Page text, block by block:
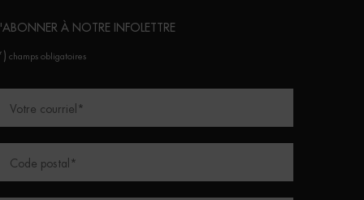
À NOTRE INFOLETTRE
champs obligatoires
Votre courriel *
Code postal *